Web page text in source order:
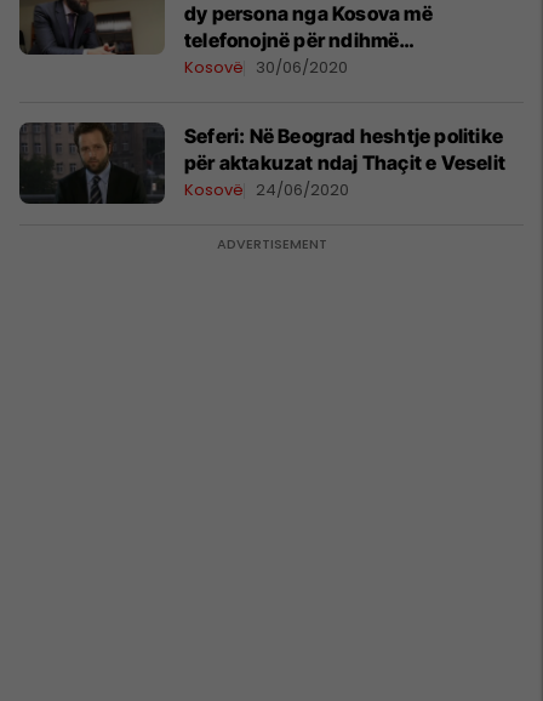
dy persona nga Kosova më
telefonojnë për ndihmë
shëndetësore në Beograd
Kosovë 30/06/2020
Seferi: Në Beograd heshtje politike
për aktakuzat ndaj Thaçit e Veselit
Kosovë 24/06/2020